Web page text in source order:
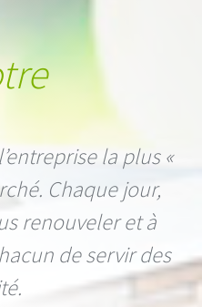
la plus «
Chaque jour,
renouveler et à
de servir des